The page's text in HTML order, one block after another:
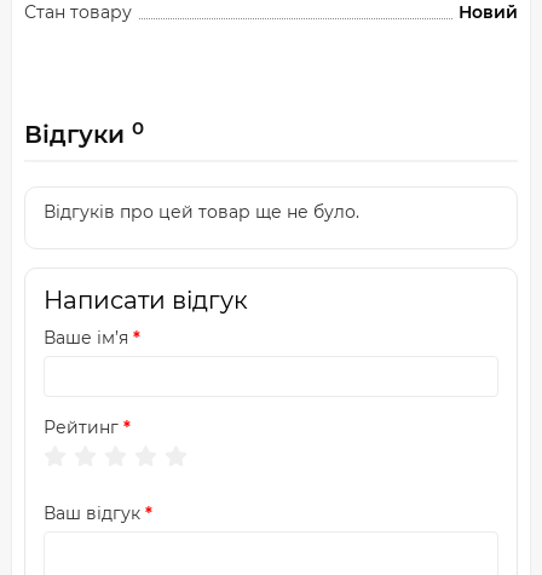
Стан товару Новий
Відгуки 0
Відгуків про цей товар ще не було.
Написати відгук
Ваше ім’я
Рейтинг
Ваш відгук